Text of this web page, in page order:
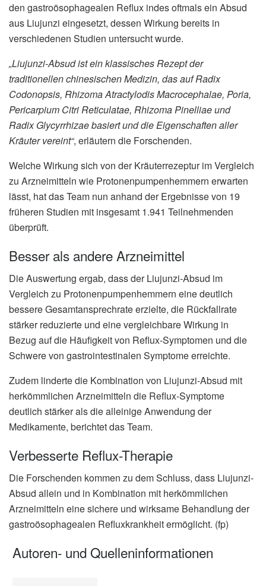
den gastroösophagealen Reflux indes oftmals ein Absud
aus Liujunzi eingesetzt, dessen Wirkung bereits in
verschiedenen Studien untersucht wurde.
„Liujunzi-Absud ist ein klassisches Rezept der
traditionellen chinesischen Medizin, das auf Radix
Codonopsis, Rhizoma Atractylodis Macrocephalae, Poria,
Pericarpium Citri Reticulatae, Rhizoma Pinelliae und
Radix Glycyrrhizae basiert und die Eigenschaften aller
Kräuter vereint“, erläutern die Forschenden.
Welche Wirkung sich von der Kräuterrezeptur im Vergleich
zu Arzneimitteln wie Protonenpumpenhemmern erwarten
lässt, hat das Team nun anhand der Ergebnisse von 19
früheren Studien mit insgesamt 1.941 Teilnehmenden
überprüft.
Besser als andere Arzneimittel
Die Auswertung ergab, dass der Liujunzi-Absud im
Vergleich zu Protonenpumpenhemmern eine deutlich
bessere Gesamtansprechrate erzielte, die Rückfallrate
stärker reduzierte und eine vergleichbare Wirkung in
Bezug auf die Häufigkeit von Reflux-Symptomen und die
Schwere von gastrointestinalen Symptome erreichte.
Zudem linderte die Kombination von Liujunzi-Absud mit
herkömmlichen Arzneimitteln die Reflux-Symptome
deutlich stärker als die alleinige Anwendung der
Medikamente, berichtet das Team.
Verbesserte Reflux-Therapie
Die Forschenden kommen zu dem Schluss, dass Liujunzi-
Absud allein und in Kombination mit herkömmlichen
Arzneimitteln eine sichere und wirksame Behandlung der
gastroösophagealen Refluxkrankheit ermöglicht. (fp)
Autoren- und Quelleninformationen